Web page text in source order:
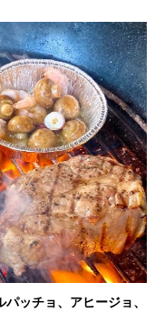
ッチョ、アヒージョ、